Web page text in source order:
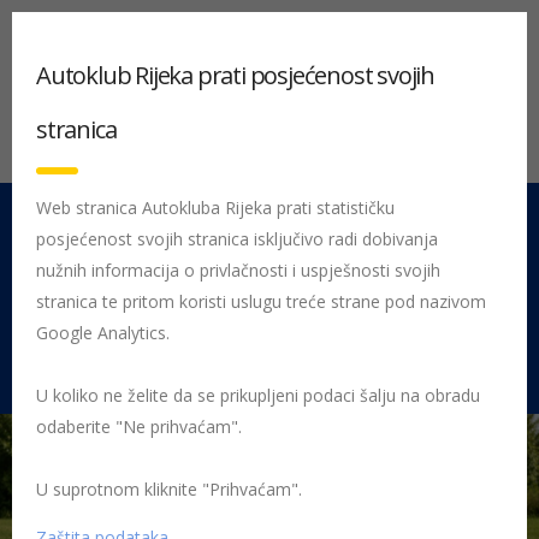
051 212 442 Centrala
Pon - Pet 08:00 - 16:00
Rujevica 9/1, 51000 Rijeka
Početna Posljednje objavljene novosti
Autoklub Rijeka prati posjećenost svojih
stranica
Web stranica Autokluba Rijeka prati statističku
posjećenost svojih stranica isključivo radi dobivanja
nužnih informacija o privlačnosti i uspješnosti svojih
stranica te pritom koristi uslugu treće strane pod nazivom
Google Analytics.
U koliko ne želite da se prikupljeni podaci šalju na obradu
odaberite "Ne prihvaćam".
U suprotnom kliknite "Prihvaćam".